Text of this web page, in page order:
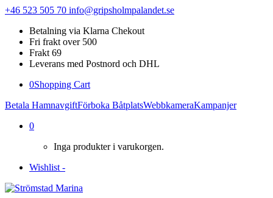
+46 523 505 70 info@gripsholmpalandet.se
Betalning via Klarna Chekout
Fri frakt over 500
Frakt 69
Leverans med Postnord och DHL
0Shopping Cart
Betala HamnavgiftFörboka BåtplatsWebbkameraKampanjer
0
Inga produkter i varukorgen.
Wishlist -